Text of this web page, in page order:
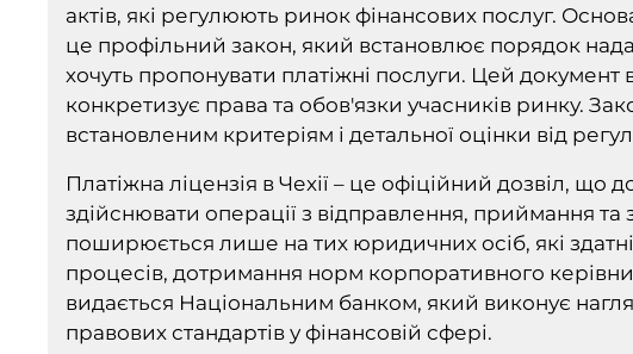
актів, які регулюють ринок фінансових послуг.
це профільний закон, який встановлює порядок
хочуть пропонувати платіжні послуги. Цей документ
конкретизує права та обов'язки учасників ринку.
встановленим критеріям і детальної оцінки від
Платіжна ліцензія в Чехії – це офіційний дозвіл, що
здійснювати операції з відправлення, приймання та
поширюється лише на тих юридичних осіб, які здатні
процесів, дотримання норм корпоративного
видається Національним банком, який виконує
правових стандартів у фінансовій сфері.